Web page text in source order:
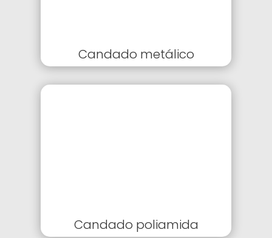
Candado metálico
Candado poliamida